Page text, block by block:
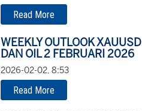
Read More
WEEKLY OUTLOOK XAUUSD
DAN OIL 2 FEBRUARI 2026
2026-02-02, 8:53
Read More